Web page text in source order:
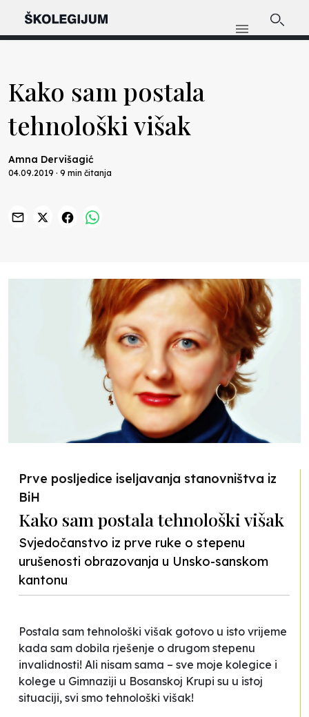
Kako sam postala
tehnološki višak
Amna Dervišagić
04.09.2019 · 9 min čitanja
Prve posljedice iseljavanja stanovništva iz
BiH
Kako sam postala tehnološki višak
Svjedočanstvo iz prve ruke o stepenu
urušenosti obrazovanja u Unsko-sanskom
kantonu
Postala sam tehnološki višak gotovo u isto vrijeme
kada sam dobila rješenje o drugom stepenu
invalidnosti! Ali nisam sama – sve moje kolegice i
kolege u Gimnaziji u Bosanskoj Krupi su u istoj
situaciji, svi smo tehnološki višak!